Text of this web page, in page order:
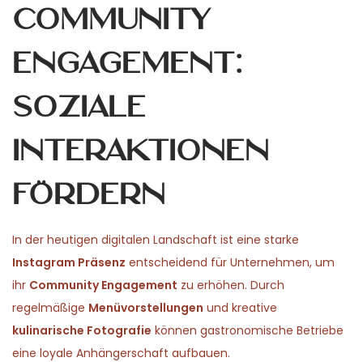
Community
Engagement:
Soziale
Interaktionen
fördern
In der heutigen digitalen Landschaft ist eine starke
Instagram Präsenz entscheidend für Unternehmen, um
ihr Community Engagement zu erhöhen. Durch
regelmäßige Menüvorstellungen und kreative
kulinarische Fotografie können gastronomische Betriebe
eine loyale Anhängerschaft aufbauen.